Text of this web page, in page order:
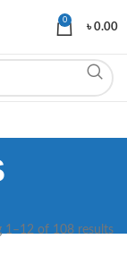
0
৳0.00
1–12 of 108 results